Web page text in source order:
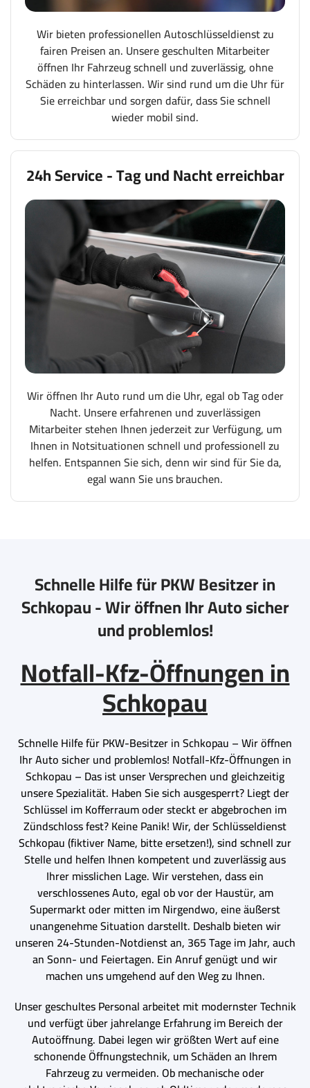
Wir bieten professionellen Autoschlüsseldienst zu
fairen Preisen an. Unsere geschulten Mitarbeiter
öffnen Ihr Fahrzeug schnell und zuverlässig, ohne
Schäden zu hinterlassen. Wir sind rund um die Uhr für
Sie erreichbar und sorgen dafür, dass Sie schnell
wieder mobil sind.
24h Service - Tag und Nacht erreichbar
Wir öffnen Ihr Auto rund um die Uhr, egal ob Tag oder
Nacht. Unsere erfahrenen und zuverlässigen
Mitarbeiter stehen Ihnen jederzeit zur Verfügung, um
Ihnen in Notsituationen schnell und professionell zu
helfen. Entspannen Sie sich, denn wir sind für Sie da,
egal wann Sie uns brauchen.
Schnelle Hilfe für PKW Besitzer in
Schkopau - Wir öffnen Ihr Auto sicher
und problemlos!
Notfall-Kfz-Öffnungen in
Schkopau
Schnelle Hilfe für PKW-Besitzer in Schkopau – Wir öffnen
Ihr Auto sicher und problemlos! Notfall-Kfz-Öffnungen in
Schkopau – Das ist unser Versprechen und gleichzeitig
unsere Spezialität. Haben Sie sich ausgesperrt? Liegt der
Schlüssel im Kofferraum oder steckt er abgebrochen im
Zündschloss fest? Keine Panik! Wir, der Schlüsseldienst
Schkopau (fiktiver Name, bitte ersetzen!), sind schnell zur
Stelle und helfen Ihnen kompetent und zuverlässig aus
Ihrer misslichen Lage. Wir verstehen, dass ein
verschlossenes Auto, egal ob vor der Haustür, am
Supermarkt oder mitten im Nirgendwo, eine äußerst
unangenehme Situation darstellt. Deshalb bieten wir
unseren 24-Stunden-Notdienst an, 365 Tage im Jahr, auch
an Sonn- und Feiertagen. Ein Anruf genügt und wir
machen uns umgehend auf den Weg zu Ihnen.
Unser geschultes Personal arbeitet mit modernster Technik
und verfügt über jahrelange Erfahrung im Bereich der
Autoöffnung. Dabei legen wir größten Wert auf eine
schonende Öffnungstechnik, um Schäden an Ihrem
Fahrzeug zu vermeiden. Ob mechanische oder